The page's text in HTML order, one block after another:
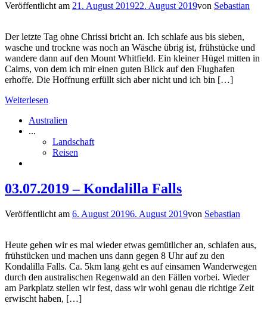
Veröffentlicht am 21. August 201922. August 2019von Sebastian
Der letzte Tag ohne Chrissi bricht an. Ich schlafe aus bis sieben,
wasche und trockne was noch an Wäsche übrig ist, frühstücke und
wandere dann auf den Mount Whitfield. Ein kleiner Hügel mitten in
Cairns, von dem ich mir einen guten Blick auf den Flughafen
erhoffe. Die Hoffnung erfüllt sich aber nicht und ich bin […]
Weiterlesen
Australien
...
Landschaft
Reisen
03.07.2019 – Kondalilla Falls
Veröffentlicht am 6. August 20196. August 2019von Sebastian
Heute gehen wir es mal wieder etwas gemütlicher an, schlafen aus,
frühstücken und machen uns dann gegen 8 Uhr auf zu den
Kondalilla Falls. Ca. 5km lang geht es auf einsamen Wanderwegen
durch den australischen Regenwald an den Fällen vorbei. Wieder
am Parkplatz stellen wir fest, dass wir wohl genau die richtige Zeit
erwischt haben, […]